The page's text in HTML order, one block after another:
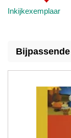
Inkijkexemplaar